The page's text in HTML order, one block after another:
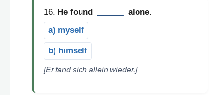
16. He found
alone.
a) myself
b) himself
[Er fand sich allein wieder.]